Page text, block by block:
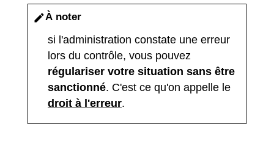
editÀ noter
si l'administration constate une erreur
lors du contrôle, vous pouvez
régulariser votre situation sans être
sanctionné. C'est ce qu'on appelle le
droit à l'erreur.